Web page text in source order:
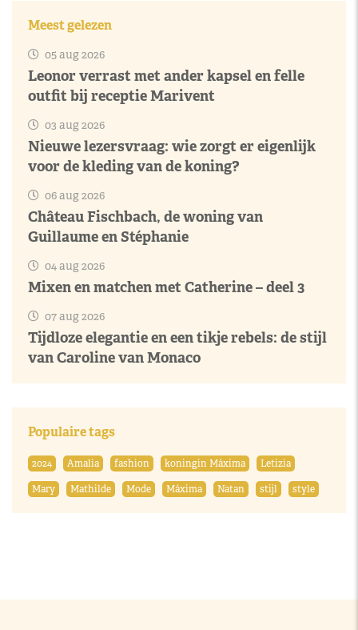
Meest gelezen
05 aug 2026
Leonor verrast met ander kapsel en felle
outfit bij receptie Marivent
03 aug 2026
Nieuwe lezersvraag: wie zorgt er eigenlijk
voor de kleding van de koning?
06 aug 2026
Château Fischbach, de woning van
Guillaume en Stéphanie
04 aug 2026
Mixen en matchen met Catherine – deel 3
07 aug 2026
Tijdloze elegantie en een tikje rebels: de stijl
van Caroline van Monaco
Populaire tags
2024 Amalia fashion koningin Máxima
Letizia
Mary
Mathilde Mode Máxima Natan stijl style